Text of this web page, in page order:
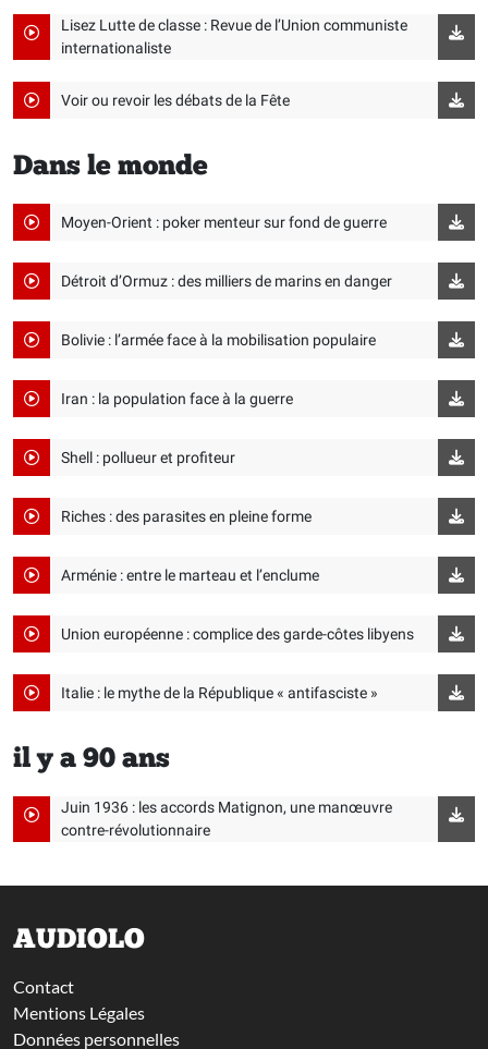
Lisez Lutte de classe : Revue de l’Union communiste
internationaliste
Voir ou revoir les débats de la Fête
Dans le monde
Moyen-Orient : poker menteur sur fond de guerre
Détroit d’Ormuz : des milliers de marins en danger
Bolivie : l’armée face à la mobilisation populaire
Iran : la population face à la guerre
Shell : pollueur et profiteur
Riches : des parasites en pleine forme
Arménie : entre le marteau et l’enclume
Union européenne : complice des garde-côtes libyens
Italie : le mythe de la République « antifasciste »
il y a 90 ans
Juin 1936 : les accords Matignon, une manœuvre
contre-révolutionnaire
AUDIOLO
Contact
Mentions Légales
Données personnelles